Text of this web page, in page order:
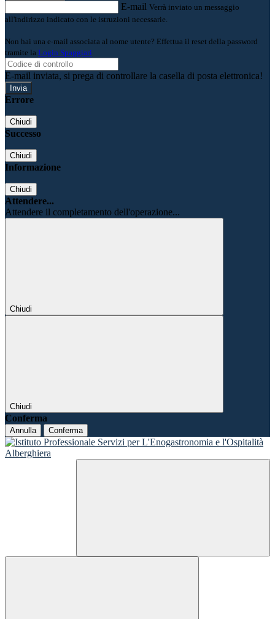
E-mail Verrà inviato un messaggio
all'indirizzo indicato con le istruzioni necessarie.
Non hai una e-mail associata al nome utente? Effettua il reset della password
tramite la Login Spaggiari
E-mail inviata, si prega di controllare la casella di posta elettronica!
Errore
Chiudi
Successo
Chiudi
Informazione
Chiudi
Attendere...
Attendere il completamento dell'operazione...
Chiudi
Chiudi
Conferma
Annulla Conferma